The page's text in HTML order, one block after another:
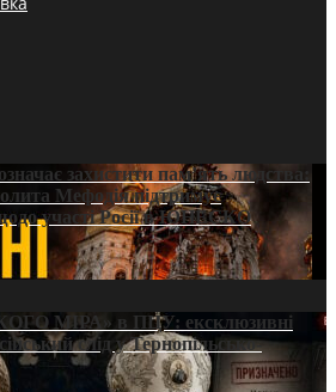
захистити пам’ять людства:
Мефодія підтримує
участі Росії в ЮНЕСКО
МІРА» в ПЦУ: ексклюзивні
слід у Тернопільсько-